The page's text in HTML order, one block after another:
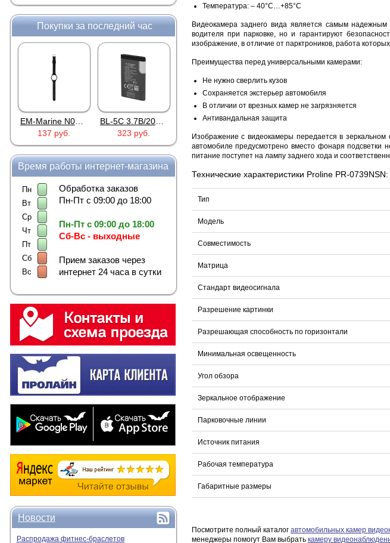
Покупки за последний час
EM-Marine N006BB
137 руб.
BL-5C 3.7В/2000мАч
323 руб.
Proline PR-HPT615TY
6 137 руб.
922 руб.
3 291
Время работы интернет-магазина
Пн
Вт
Ср
Чт
Пт
Сб
Вс
Обработка заказов
Пн-Пт с 09:00 до 18:00
Пн-Пт с 09:00 до 18:00
Сб-Вс - выходные
Прием заказов через
интернет 24 часа в сутки
Новости
Распродажа фитнес-браслетов
Температура: – 40°C…+85°C
Видеокамера заднего вида является самым
водителя при парковке, но и гарантируют
изображение, в отличие от парктроников, работа
Преимущества перед универсальными камерами:
Не нужно сверлить кузов
Сохраняется экстерьер автомобиля
В отличии от врезных камер не загрязняется
Антивандальная защита
Изображение с видеокамеры передается в
автомобиле предусмотрено вместо фонаря подсветки
питание поступет на лампу заднего хода и
Технические характеристики Proline PR-0739NSN:
Тип
Модель
Совместимость
Матрица
Стандарт видеосигнала
Разрешение картинки
Разрешающая способность по горизонтали
Минимальная освещенность
Угол обзора
Зеркальное отображение
Парковочные линии
Источник питания
Рабочая температура
Габаритные размеры
Посмотрите полный каталог автомобильных камер
менеджеры помогут Вам выбрать камеру